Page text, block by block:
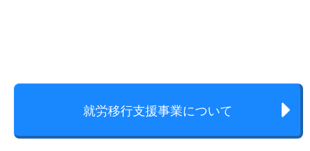
就労移行支援事業について